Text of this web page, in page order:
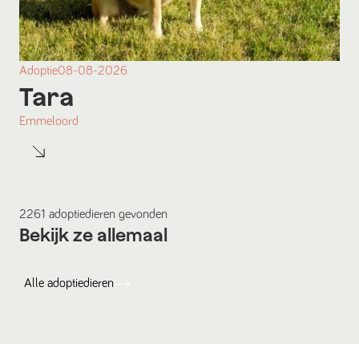
Adoptie08-08-2026
Tara
Emmeloord
2261 adoptiedieren gevonden
Bekijk ze allemaal
Alle adoptiedieren